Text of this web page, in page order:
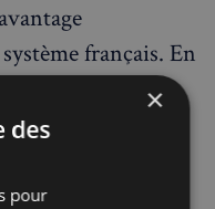
français. En
anti-obésité
par
×
des
pour